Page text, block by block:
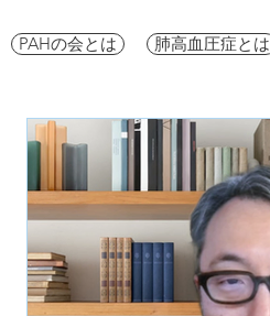
PAHの会とは 肺高血圧症とは